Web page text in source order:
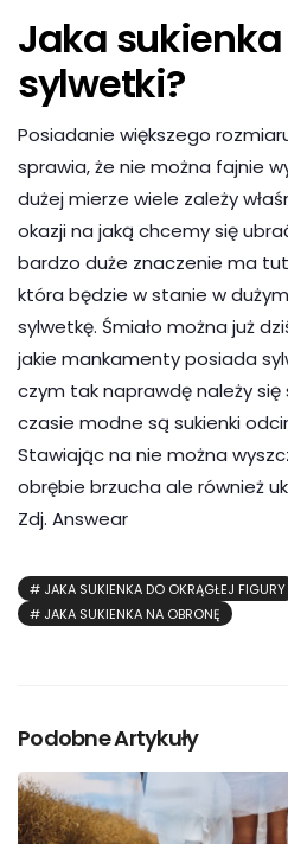
Jaka sukienka
sylwetki?
Posiadanie większego
sprawia, że nie można fajnie
dużej mierze wiele zależy
okazji na jaką chcemy się
bardzo duże znaczenie ma
która będzie w stanie w
sylwetkę. Śmiało można już
jakie mankamenty posiada
czym tak naprawdę należy
czasie modne są sukienki
Stawiając na nie można
obrębie brzucha ale również
Zdj. Answear
JAKA SUKIENKA DO OKRĄGŁEJ FIGURY
JAKA SUKIENKA NA OBRONĘ
Podobne Artykuły